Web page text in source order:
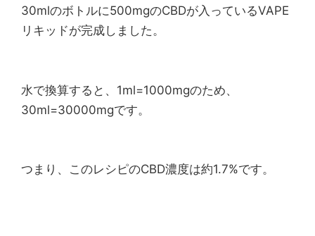
30mlのボトルに500mgのCBDが入っているVAPE
リキッドが完成しました。
水で換算すると、1ml=1000mgのため、
30ml=30000mgです。
つまり、このレシピのCBD濃度は約1.7%です。